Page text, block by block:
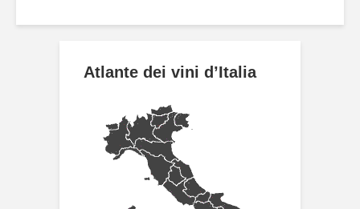
Atlante dei vini d’Italia